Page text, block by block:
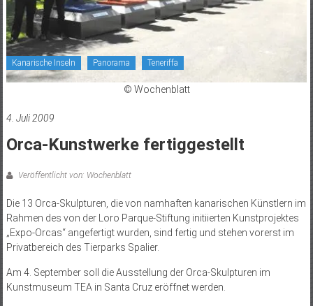
Kanarische Inseln Panorama Teneriffa
© Wochenblatt
4. Juli 2009
Orca-Kunstwerke fertiggestellt
Veröffentlicht von: Wochenblatt
Die 13 Orca-Skulpturen, die von namhaften kanarischen Künstlern im
Rahmen des von der Loro Parque-Stiftung initiierten Kunstprojektes
„Expo-Orcas“ angefertigt wurden, sind fertig und stehen vorerst im
Privatbereich des Tierparks Spalier.
Am 4. September soll die Ausstellung der Orca-Skulpturen im
Kunstmuseum TEA in Santa Cruz eröffnet werden.